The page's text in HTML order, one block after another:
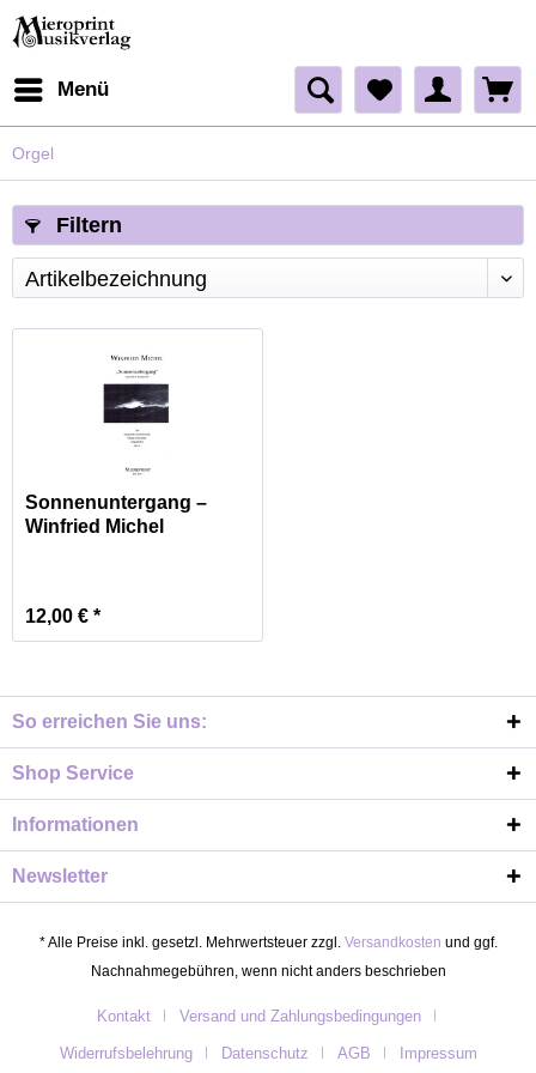
Menü
Orgel
Filtern
Sonnenuntergang –
Winfried Michel
12,00 € *
So erreichen Sie uns:
Shop Service
Informationen
Newsletter
* Alle Preise inkl. gesetzl. Mehrwertsteuer zzgl. Versandkosten und ggf.
Nachnahmegebühren, wenn nicht anders beschrieben
Kontakt Versand und Zahlungsbedingungen
Widerrufsbelehrung Datenschutz AGB
Impressum